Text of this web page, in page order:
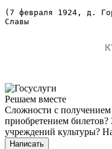
(7 февраля 1924, д.
Славы
Решаем вместе
Сложности с
приобретением билетов?
учреждений культуры?
Написать